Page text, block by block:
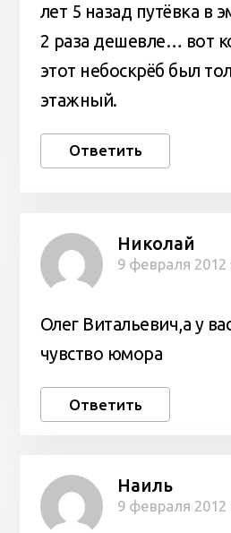
лет 5 назад путёвка в
2 раза дешевле… вот
этот небоскрёб был
этажный.
Ответить
Николай
9 февраля 2012
Олег Витальевич,а у
чувство юмора
Ответить
Наиль
9 февраля 2012